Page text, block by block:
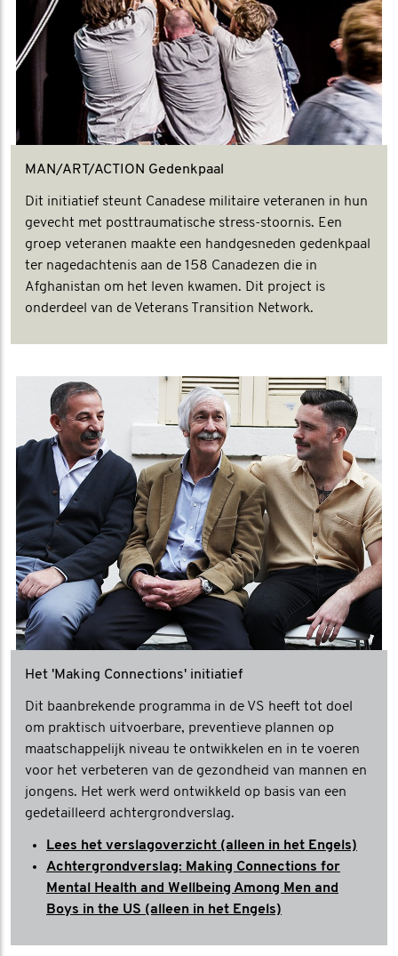
MAN/ART/ACTION Gedenkpaal
Dit initiatief steunt Canadese militaire veteranen in hun
gevecht met posttraumatische stress-stoornis. Een
groep veteranen maakte een handgesneden gedenkpaal
ter nagedachtenis aan de 158 Canadezen die in
Afghanistan om het leven kwamen. Dit project is
onderdeel van de Veterans Transition Network.
Het 'Making Connections' initiatief
Dit baanbrekende programma in de VS heeft tot doel
om praktisch uitvoerbare, preventieve plannen op
maatschappelijk niveau te ontwikkelen en in te voeren
voor het verbeteren van de gezondheid van mannen en
jongens. Het werk werd ontwikkeld op basis van een
gedetailleerd achtergrondverslag.
Lees het verslagoverzicht (alleen in het Engels)
Achtergrondverslag: Making Connections for
Mental Health and Wellbeing Among Men and
Boys in the US (alleen in het Engels)